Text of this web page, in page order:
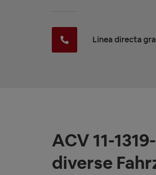
Línea directa
ACV 11-
diverse